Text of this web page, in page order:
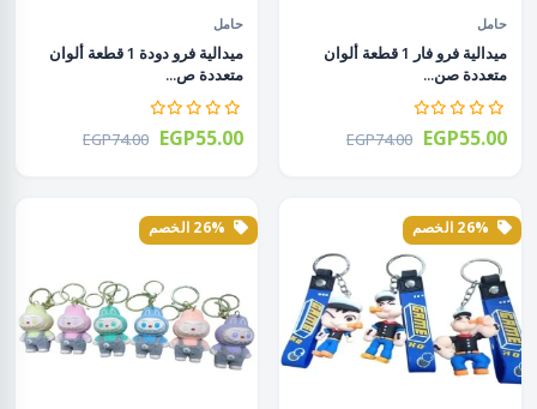
حامل
ميدالية فرو فار 1 قطعة ألوان
متعددة صن...
EGP74.00 EGP55.00
حامل
ميدالية فرو دودة 1 قطعة ألوان
متعددة ص...
EGP74.00 EGP55.00